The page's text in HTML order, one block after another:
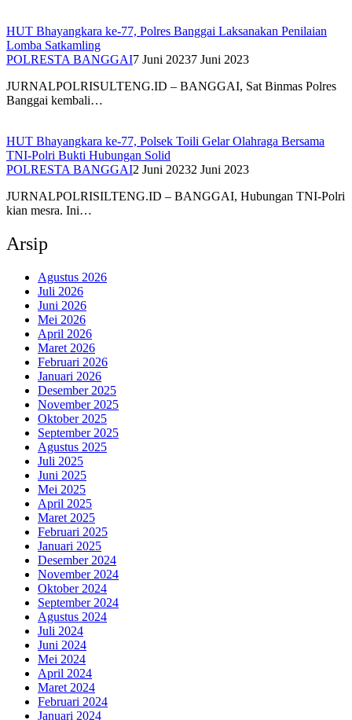
HUT Bhayangkara ke-77, Polres Banggai Laksanakan Penilaian
Lomba Satkamling
POLRESTA BANGGAI7 Juni 20237 Juni 2023
JURNALPOLRISULTENG.ID – BANGGAI, Sat Binmas Polres
Banggai kembali…
HUT Bhayangkara ke-77, Polsek Toili Gelar Olahraga Bersama
TNI-Polri Bukti Hubungan Solid
POLRESTA BANGGAI2 Juni 20232 Juni 2023
JURNALPOLRISILTENG.ID – BANGGAI, Hubungan TNI-Polri
kian mesra. Ini…
Arsip
Agustus 2026
Juli 2026
Juni 2026
Mei 2026
April 2026
Maret 2026
Februari 2026
Januari 2026
Desember 2025
November 2025
Oktober 2025
September 2025
Agustus 2025
Juli 2025
Juni 2025
Mei 2025
April 2025
Maret 2025
Februari 2025
Januari 2025
Desember 2024
November 2024
Oktober 2024
September 2024
Agustus 2024
Juli 2024
Juni 2024
Mei 2024
April 2024
Maret 2024
Februari 2024
Januari 2024